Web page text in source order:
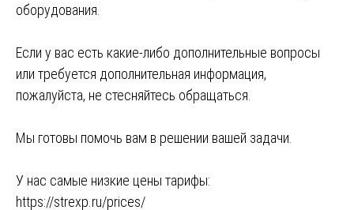
оборудования.
Если у вас есть какие-либо дополнительные вопросы
или требуется дополнительная информация,
пожалуйста, не стесняйтесь обращаться.
Мы готовы помочь вам в решении вашей задачи.
У нас самые низкие цены тарифы:
https://strexp.ru/prices/